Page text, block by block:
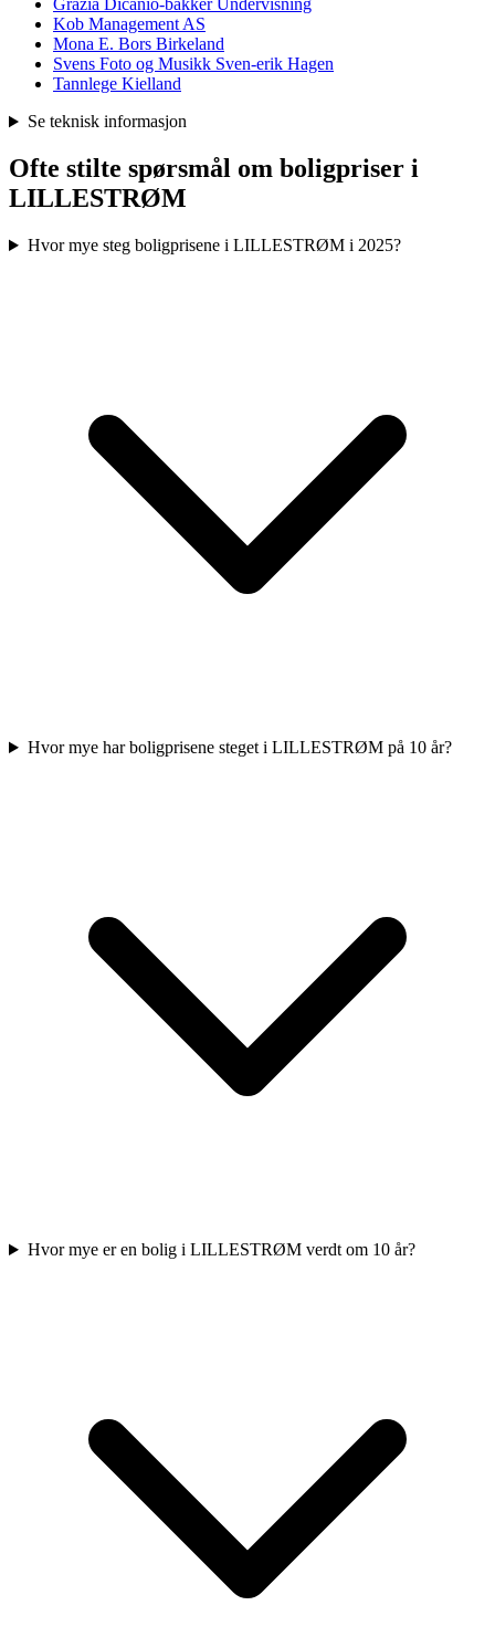
Grazia Dicanio-bakker Undervisning
Kob Management AS
Mona E. Bors Birkeland
Svens Foto og Musikk Sven-erik Hagen
Tannlege Kielland
Se teknisk informasjon
Ofte stilte spørsmål om boligpriser i
LILLESTRØM
Hvor mye steg boligprisene i LILLESTRØM i 2025?
Hvor mye har boligprisene steget i LILLESTRØM på 10 år?
Hvor mye er en bolig i LILLESTRØM verdt om 10 år?